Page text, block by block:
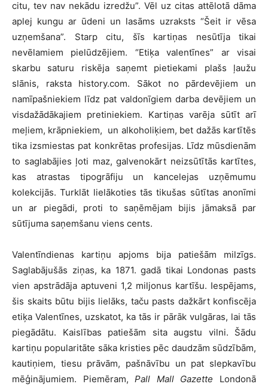
citu, tev nav nekādu izredžu”. Vēl uz citas attēlotā dāma
aplej kungu ar ūdeni un lasāms uzraksts “Šeit ir vēsa
uzņemšana”. Starp citu, šīs kartiņas nesūtīja tikai
nevēlamiem pielūdzējiem. “Etiķa valentīnes” ar visai
skarbu saturu riskēja saņemt pietiekami plašs ļaužu
slānis, raksta history.com. Sākot no pārdevējiem un
namīpašniekiem līdz pat valdonīgiem darba devējiem un
visdažādākajiem pretiniekiem. Kartiņas varēja sūtīt arī
meļiem, krāpniekiem, un alkoholiķiem, bet dažās kartītēs
tika izsmiestas pat konkrētas profesijas. Līdz mūsdienām
to saglabājies ļoti maz, galvenokārt neizsūtītās kartītes,
kas atrastas tipogrāfiju un kancelejas uzņēmumu
kolekcijās. Turklāt lielākoties tās tikušas sūtītas anonīmi
un ar piegādi, proti to saņēmējam bijis jāmaksā par
sūtījuma saņemšanu viens cents.
Valentīndienas kartiņu apjoms bija patiešām milzīgs.
Saglabājušās ziņas, ka 1871. gadā tikai Londonas pasts
vien apstrādāja aptuveni 1,2 miljonus kartīšu. Iespējams,
šis skaits būtu bijis lielāks, taču pasts dažkārt konfiscēja
etiķa Valentīnes, uzskatot, ka tās ir pārāk vulgāras, lai tās
piegādātu. Kaislības patiešām sita augstu vilni. Šādu
kartiņu popularitāte sāka kristies pēc daudzām sūdzībām,
kautiņiem, tiesu prāvām, pašnāvību un pat slepkavību
mēģinājumiem. Piemēram,Pall Mall Gazette Londonā